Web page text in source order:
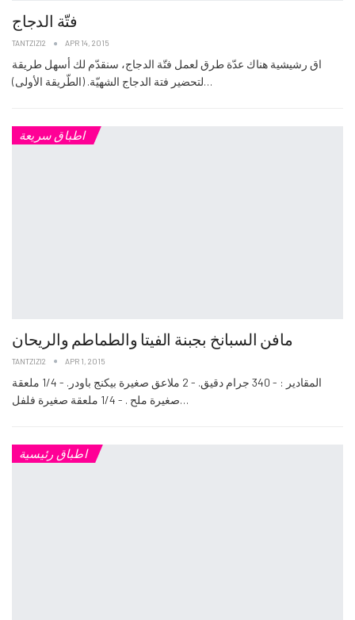
فتّة الدجاج
TANTZIZI2 APR 14, 2015
اق رشيشية هناك عدّة طرق لعمل فتّة الدجاج، سنقدّم لك أسهل طريقة
لتحضير فتة الدجاج الشهيّة. (الطّريقة الأولى)…
اطباق سريعة
مافن السبانخ بجبنة الفيتا والطماطم والريحان
TANTZIZI2 APR 1, 2015
المقادير : - 340 جرام دقيق. - 2 ملاعق صغيرة بيكنج باودر. - 1/4 ملعقة
صغيرة ملح . - 1/4 ملعقة صغيرة فلفل…
اطباق رئيسية